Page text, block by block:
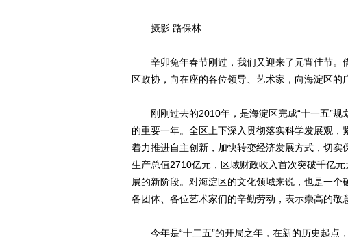
摄影 路保林
辛卯兔年春节刚过，我们又迎来了元宵佳节。
区政协，向在座的各位领导、艺术家，向海淀区的
刚刚过去的2010年，是海淀区完成“十一五”规
的重要一年。全区上下深入贯彻落实科学发展观，
着力推进自主创新，加快转变经济发展方式，切
生产总值2710亿元，区域财政收入首次突破千亿
展的新阶段。对海淀区的文化领域来说，也是一个
各团体、各位艺术家们的辛勤劳动，表示崇高的敬
今年是“十二五”的开局之年，在新的历史起点